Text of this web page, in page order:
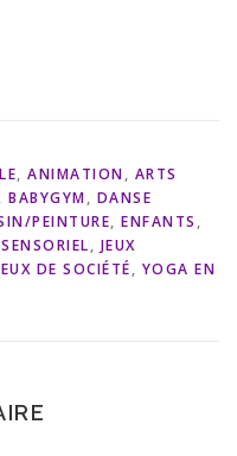
, ANIMATION, ARTS
, BABYGYM, DANSE
PEINTURE, ENFANTS ,
, JEUX
DE SOCIÉTÉ, YOGA EN